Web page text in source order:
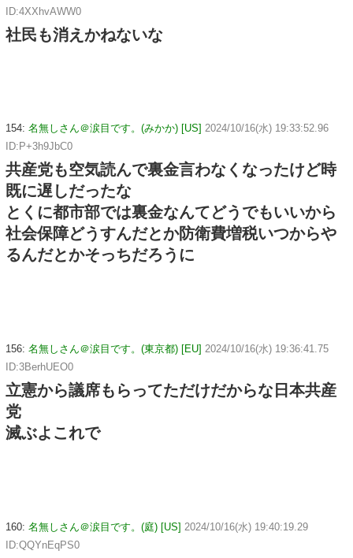
ID:4XXhvAWW0
社民も消えかねないな
154: 名無しさん＠涙目です。(みかか) [US] 2024/10/16(水) 19:33:52.96
ID:P+3h9JbC0
共産党も空気読んで裏金言わなくなったけど時
既に遅しだったな
とくに都市部では裏金なんてどうでもいいから
社会保障どうすんだとか防衛費増税いつからや
るんだとかそっちだろうに
156: 名無しさん＠涙目です。(東京都) [EU] 2024/10/16(水) 19:36:41.75
ID:3BerhUEO0
立憲から議席もらってただけだからな日本共産
党
滅ぶよこれで
160: 名無しさん＠涙目です。(庭) [US] 2024/10/16(水) 19:40:19.29
ID:QQYnEqPS0